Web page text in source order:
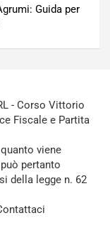
Guida per
- Corso Vittorio
Fiscale e Partita
viene
pertanto
della legge n. 62